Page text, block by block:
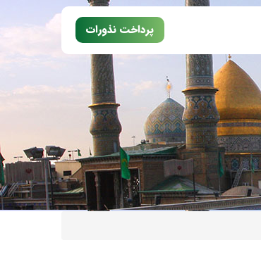
پرداخت نذورات